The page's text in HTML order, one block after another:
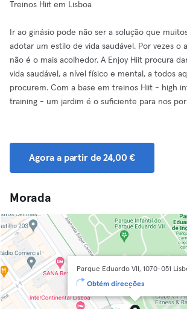
Treinos Hiit em Lisboa
Ir ao ginásio pode não ser a solução que
adotar um estilo de vida saudável. Por vezes o
não é o mais acolhedor. A Enjoy Hiit procura
vida saudável, a nível físico e mental, a todos
procurem. Com a base em treinos Hiit - high
training - um jardim é o suficiente para nos
Agora a partir de 24,00 €
Morada
Parque Eduardo VII, 1070-051
Obtém direcções